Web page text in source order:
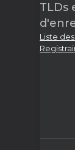
TLDs
Liste des